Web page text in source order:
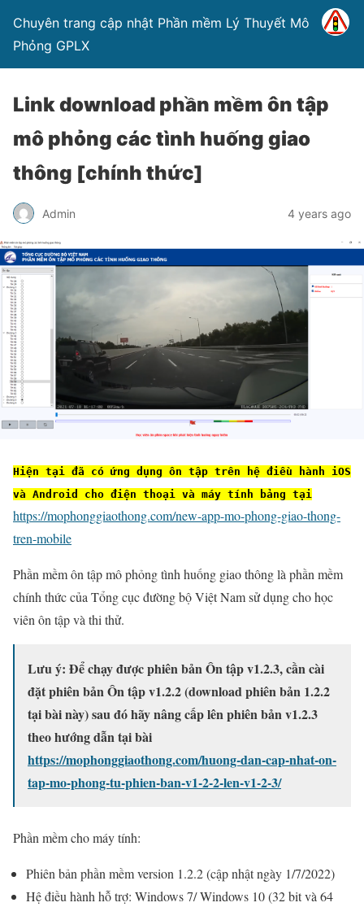
Chuyên trang cập nhật Phần mềm Lý Thuyết Mô
Phỏng GPLX
Link download phần mềm ôn tập
mô phỏng các tình huống giao
thông [chính thức]
Admin 4 years ago
Hiện tại đã có ứng dụng ôn tập trên hệ điều hành iOS
và Android cho điện thoại và máy tính bảng tại
https://mophonggiaothong.com/new-app-mo-phong-giao-thong-
tren-mobile
Phần mềm ôn tập mô phỏng tình huống giao thông là phần mềm
chính thức của Tổng cục đường bộ Việt Nam sử dụng cho học
viên ôn tập và thi thử.
Lưu ý: Để chạy được phiên bản Ôn tập v1.2.3, cần cài
đặt phiên bản Ôn tập v1.2.2 (download phiên bản 1.2.2
tại bài này) sau đó hãy nâng cấp lên phiên bản v1.2.3
theo hướng dẫn tại bài
https://mophonggiaothong.com/huong-dan-cap-nhat-on-
tap-mo-phong-tu-phien-ban-v1-2-2-len-v1-2-3/
Phần mềm cho máy tính:
Phiên bản phần mềm version 1.2.2 (cập nhật ngày 1/7/2022)
Hệ điều hành hỗ trợ: Windows 7/ Windows 10 (32 bit và 64